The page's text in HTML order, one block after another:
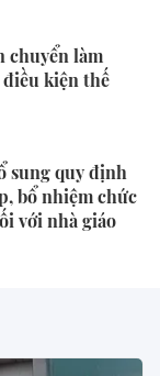
chuyển làm
kiện thế
sung quy định
bổ nhiệm chức
với nhà giáo